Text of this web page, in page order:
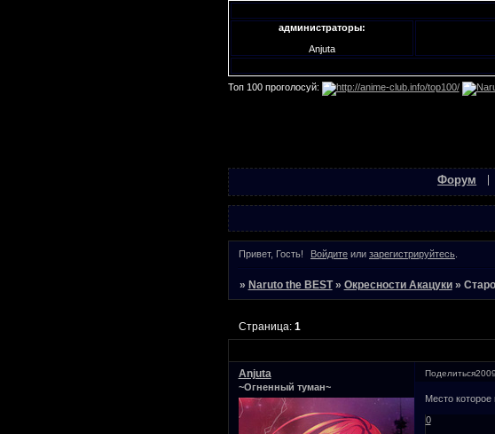
администраторы:
Anjuta
Топ 100 проголосуй:
Форум
Привет, Гость! Войдите или зарегистрируйтесь.
» Naruto the BEST » Окресности Акацуки »
Страница: 1
Поделиться
Anjuta
~Огненный туман~
Место которое
0